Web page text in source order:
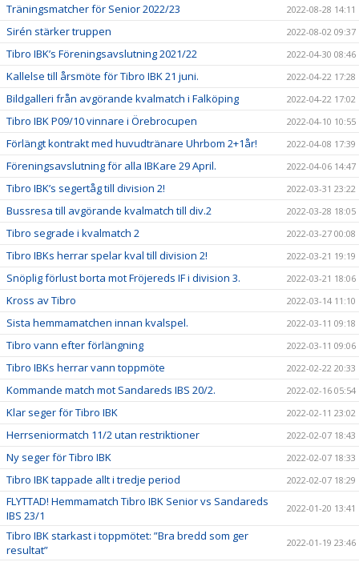
Träningsmatcher för Senior 2022/23 2022-08-28 14:11
Sirén stärker truppen 2022-08-02 09:37
Tibro IBK’s Föreningsavslutning 2021/22 2022-04-30 08:46
Kallelse till årsmöte för Tibro IBK 21 juni. 2022-04-22 17:28
Bildgalleri från avgörande kvalmatch i Falköping 2022-04-22 17:02
Tibro IBK P09/10 vinnare i Örebrocupen 2022-04-10 10:55
Förlängt kontrakt med huvudtränare Uhrbom 2+1år! 2022-04-08 17:39
Föreningsavslutning för alla IBKare 29 April. 2022-04-06 14:47
Tibro IBK’s segertåg till division 2! 2022-03-31 23:22
Bussresa till avgörande kvalmatch till div.2 2022-03-28 18:05
Tibro segrade i kvalmatch 2 2022-03-27 00:08
Tibro IBKs herrar spelar kval till division 2! 2022-03-21 19:19
Snöplig förlust borta mot Fröjereds IF i division 3. 2022-03-21 18:06
Kross av Tibro 2022-03-14 11:10
Sista hemmamatchen innan kvalspel. 2022-03-11 09:18
Tibro vann efter förlängning 2022-03-11 09:06
Tibro IBKs herrar vann toppmöte 2022-02-22 20:33
Kommande match mot Sandareds IBS 20/2. 2022-02-16 05:54
Klar seger för Tibro IBK 2022-02-11 23:02
Herrseniormatch 11/2 utan restriktioner 2022-02-07 18:43
Ny seger för Tibro IBK 2022-02-07 18:33
Tibro IBK tappade allt i tredje period 2022-02-07 18:29
FLYTTAD! Hemmamatch Tibro IBK Senior vs Sandareds
IBS 23/1
2022-01-20 13:41
Tibro IBK starkast i toppmötet: ”Bra bredd som ger
resultat”
2022-01-19 23:46